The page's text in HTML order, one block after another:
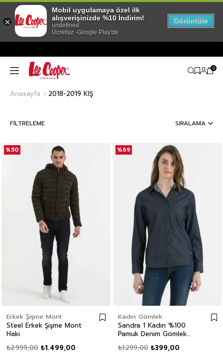
0
Anasayfa 2018-2019 KIŞ
FILTRELEME SIRALAMA
Erkek Şişme Mont
Steel Erkek Şişme Mont
Haki
₺1.499,00
₺2.999,00
%50
Kadın Gömlek
Sandra 1 Kadın %100
Pamuk Denim Gömlek
₺399,00
₺1.299,00
%69
Mobil uygulamaya özel ilk
alışverişinizde %10 İndirim!
undefined
Ücretsiz -Google Play'de
Görüntüle